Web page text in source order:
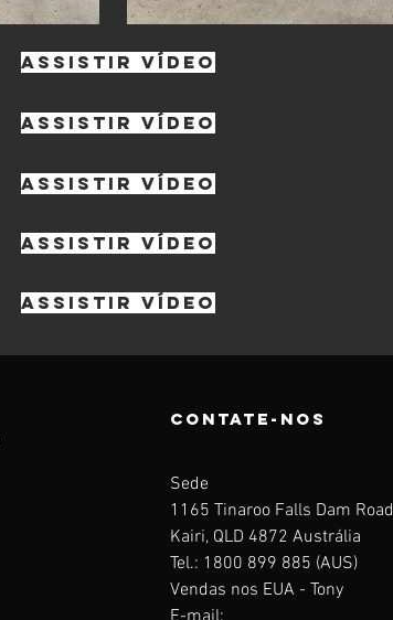
assistir vídeo
assistir vídeo
assistir vídeo
assistir vídeo
assistir vídeo
Contate-nos
Sede
1165 Tinaroo Falls Dam Road
Kairi, QLD 4872 Austrália
Tel.: 1800 899 885 (AUS)
Vendas nos EUA - Tony